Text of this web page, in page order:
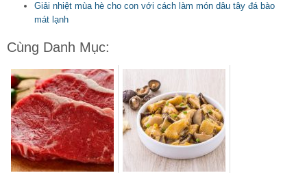
Giải nhiệt mùa hè cho con với cách làm món dâu tây đá bào
mát lạnh
Cùng Danh Mục: